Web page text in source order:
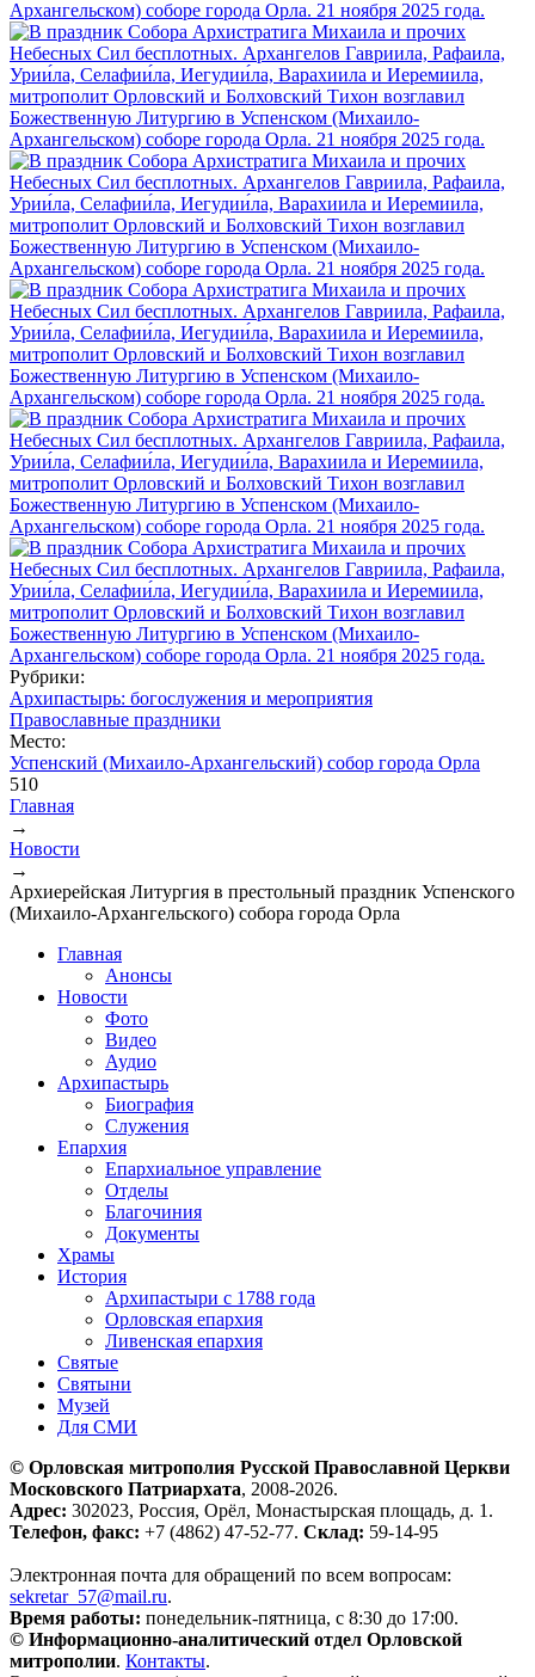
Рубрики:
Архипастырь: богослужения и мероприятия
Православные праздники
Место:
Успенский (Михаило-Архангельский) собор города Орла
510
Вы здесь
Главная
→
Новости
→
Архиерейская Литургия в престольный праздник Успенского
(Михаило-Архангельского) собора города Орла
Главная
Анонсы
Новости
Фото
Видео
Аудио
Архипастырь
Биография
Служения
Епархия
Епархиальное управление
Отделы
Благочиния
Документы
Храмы
История
Архипастыри с 1788 года
Орловская епархия
Ливенская епархия
Святые
Святыни
Музей
Для СМИ
© Орловская митрополия Русской Православной Церкви
Московского Патриархата, 2008-2026.
Адрес: 302023, Россия, Орёл, Монастырская площадь, д. 1.
Телефон, факс: +7 (4862) 47-52-77. Склад: 59-14-95
Электронная почта для обращений по всем вопросам:
sekretar_57@mail.ru.
Время работы: понедельник-пятница, с 8:30 до 17:00.
© Информационно-аналитический отдел Орловской
митрополии. Контакты.